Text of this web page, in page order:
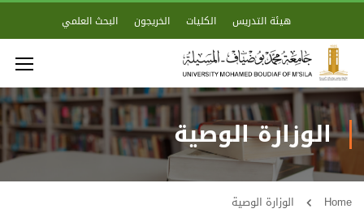
هيئة التدريس الكليات الخريجون البحث العلمي
الوزارة الوصية
Home الوزارة الوصية